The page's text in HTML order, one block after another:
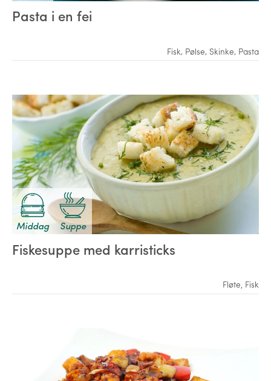
Pasta i en fei
Fisk, Pølse, Skinke, Pasta
Middag Suppe
Fiskesuppe med karristicks
Fløte, Fisk